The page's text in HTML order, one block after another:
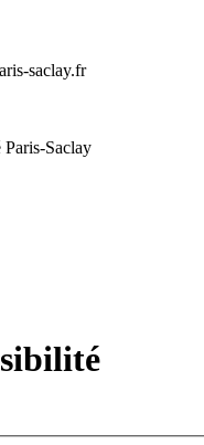
saclay.fr
Saclay